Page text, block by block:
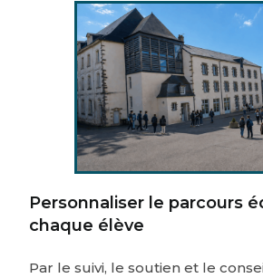
Personnaliser le parcours
chaque élève
Par le suivi, le soutien et le